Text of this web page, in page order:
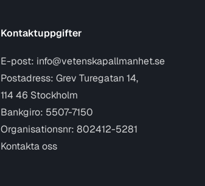
Kontaktuppgifter
E-post: info@vetenskapallmanhet.se
Postadress: Grev Turegatan 14,
114 46 Stockholm
Bankgiro: 5507-7150
Organisationsnr: 802412-5281
Kontakta oss